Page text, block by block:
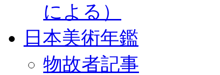
による）
日本美術年鑑
物故者記事